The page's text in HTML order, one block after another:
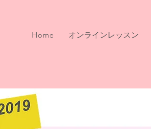
Home オンラインレッスン